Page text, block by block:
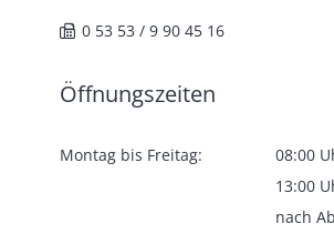
0 53 53 / 9 90 45 16
Öffnungszeiten
Montag bis Freitag:
08:00
13:00
nach